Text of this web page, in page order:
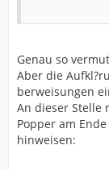
Genau so
Aber die
berweisungen
An dieser Stelle
Popper am
hinweisen: